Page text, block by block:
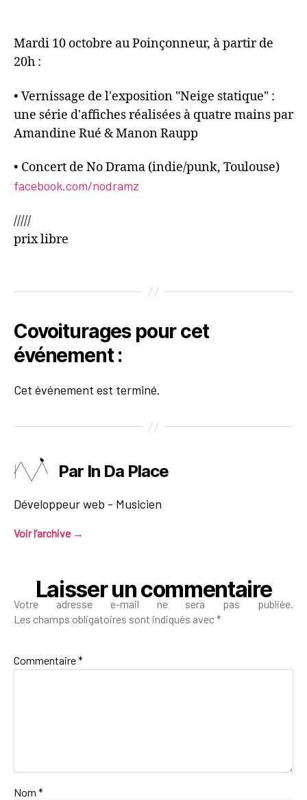
Mardi 10 octobre au Poinçonneur, à partir de
20h :
• Vernissage de l'exposition "Neige statique" :
une série d'affiches réalisées à quatre mains par
Amandine Rué & Manon Raupp
• Concert de No Drama (indie/punk, Toulouse)
facebook.com/nodramz
/////
prix libre
Covoiturages pour cet
événement :
Cet événement est terminé.
Par In Da Place
Développeur web - Musicien
Voir l’archive →
Laisser un commentaire
Votre adresse e-mail ne sera pas publiée.
Les champs obligatoires sont indiqués avec*
Commentaire*
Nom *